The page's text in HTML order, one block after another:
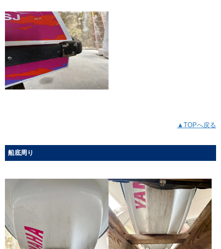
▲TOPへ戻る
船底周り